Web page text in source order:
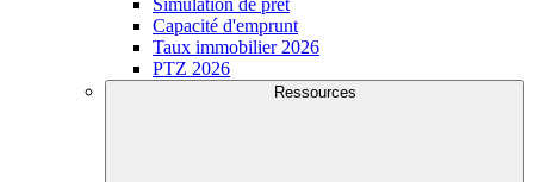
Capacité d'emprunt
Taux immobilier 2026
PTZ 2026
Ressources